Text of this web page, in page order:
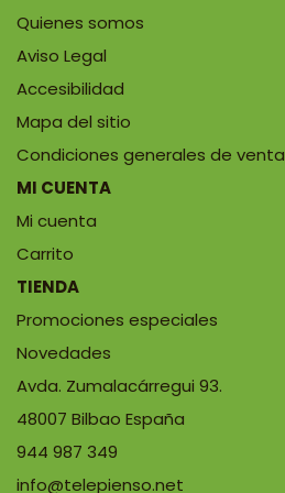
Quienes somos
Aviso Legal
Accesibilidad
Mapa del sitio
Condiciones generales de venta
MI CUENTA
Mi cuenta
Carrito
TIENDA
Promociones especiales
Novedades
Avda. Zumalacárregui 93.
48007 Bilbao España
944 987 349
info@telepienso.net